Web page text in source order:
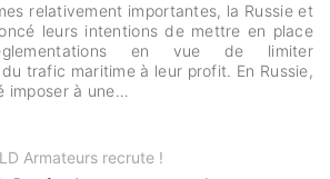
relativement importantes, la Russie et
leurs intentions de mettre en place
en vue de limiter
trafic maritime à leur profit. En Russie,
imposer à une…
LD Armateurs recrute !